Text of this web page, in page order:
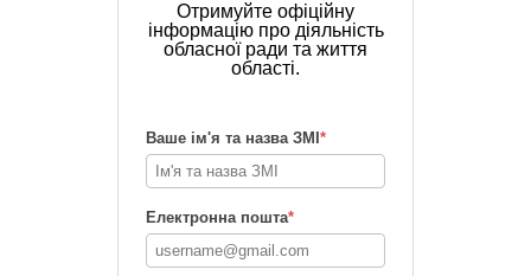
Отримуйте офіційну
інформацію про діяльність
обласної ради та життя
області.
Ваше ім'я та назва ЗМІ *
Електронна пошта*